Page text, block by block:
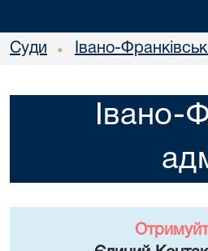
Суди • Івано-
Івано-